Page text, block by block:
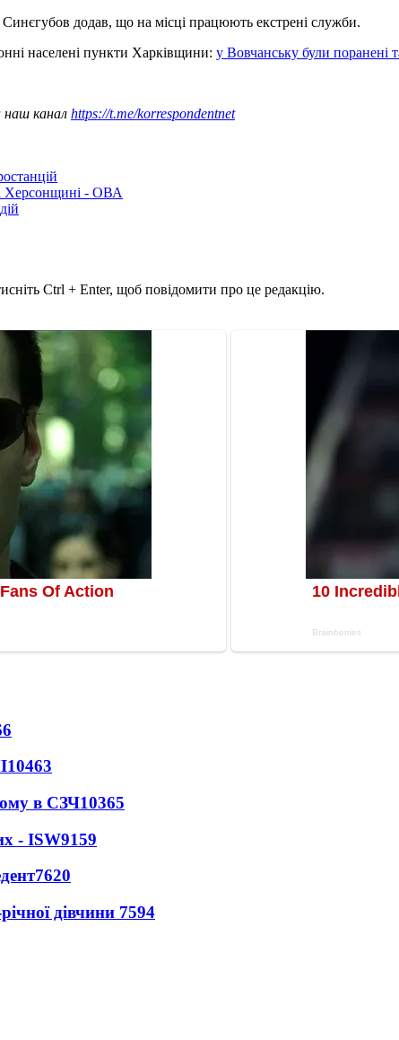
додав, що на місці працюють екстрені служби.
населені пункти Харківщини: у Вовчанську були поранені
наш канал https://t.me/korrespondentnet
Херсонщині - ОВА
Ctrl + Enter, щоб повідомити про це редакцію.
10463
в СЗЧ10365
- ISW9159
7620
дівчини 7594